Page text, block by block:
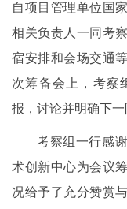
自项目管理单位国
相关负责人一同考
宿安排和会场交通
次筹备会上，考察
报，讨论并明确下一
考察组一行感
术创新中心为会议
况给予了充分赞赏